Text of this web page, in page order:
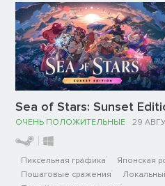
Sea of Stars: Sunset
ОЧЕНЬ ПОЛОЖИТЕЛЬНЫЕ 29
Пиксельная графика
Японская
Пошаговые сражения